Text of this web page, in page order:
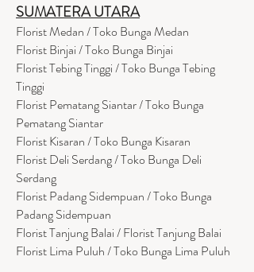
SUMATERA UTARA
Florist Medan / Toko Bunga Medan
Florist Binjai / Toko Bunga Binjai
Florist Tebing Tinggi / Toko Bunga Tebing
Tinggi
Florist Pematang Siantar / Toko Bunga
Pematang Siantar
Florist Kisaran / Toko Bunga Kisaran
Florist Deli Serdang / Toko Bunga Deli
Serdang
Florist Padang Sidempuan / Toko Bunga
Padang Sidempuan
Florist Tanjung Balai / Florist Tanjung Balai
Florist Lima Puluh / Toko Bunga Lima Puluh